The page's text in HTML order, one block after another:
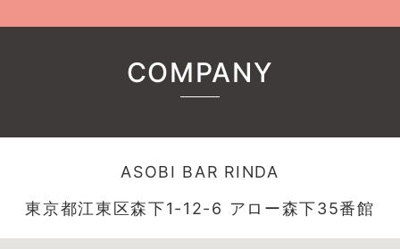
COMPANY
ASOBI BAR RINDA
東京都江東区森下1-12-6 アロー森下35番館